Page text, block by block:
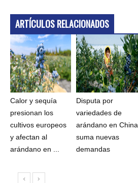
ARTÍCULOS RELACIONADOS
Calor y sequía
presionan los
cultivos europeos
y afectan al
arándano en ...
Disputa por
variedades de
arándano en China
suma nuevas
demandas